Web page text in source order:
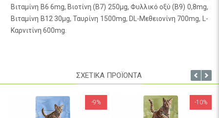
Βιταμίνη B6 6mg, Βιοτίνη (B7) 250μg, Φυλλικό οξύ (Β9) 0,8mg,
Βιταμίνη B12 30μg, Ταυρίνη 1500mg, DL-Μεθειονίνη 700mg, L-
Καρνιτίνη 600mg.
ΣΧΕΤΙΚΑ ΠΡΟΪΟΝΤΑ
-9% -10%